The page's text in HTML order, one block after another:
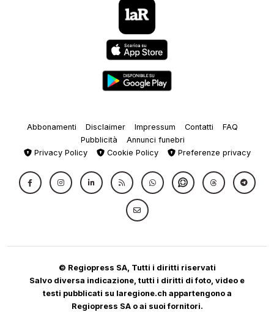
Abbonamenti Disclaimer Impressum Contatti
FAQ
Pubblicità
Annunci funebri
Privacy Policy
Cookie Policy Preferenze privacy
© Regiopress SA, Tutti i diritti riservati
Salvo diversa indicazione, tutti i diritti di foto, video e
testi pubblicati su laregione.ch appartengono a
Regiopress SA o ai suoi fornitori.